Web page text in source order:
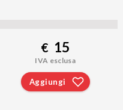
€ 15
IVA esclusa
Aggiungi